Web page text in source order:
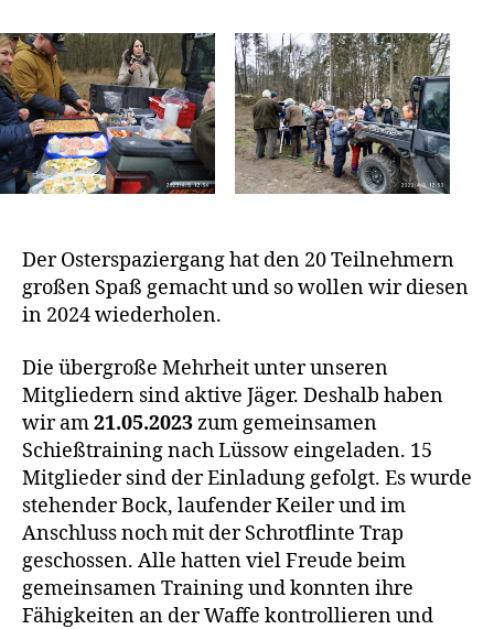
Der Osterspaziergang hat den 20 Teilnehmern
großen Spaß gemacht und so wollen wir diesen
in 2024 wiederholen.
Die übergroße Mehrheit unter unseren
Mitgliedern sind aktive Jäger. Deshalb haben
wir am21.05.2023zum gemeinsamen
Schießtraining nach Lüssow eingeladen. 15
Mitglieder sind der Einladung gefolgt. Es wurde
stehender Bock, laufender Keiler und im
Anschluss noch mit der Schrotflinte Trap
geschossen. Alle hatten viel Freude beim
gemeinsamen Training und konnten ihre
Fähigkeiten an der Waffe kontrollieren und